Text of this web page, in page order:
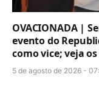
OVACIONADA |
evento do
como vice; veja
5 de agosto de 2026 -